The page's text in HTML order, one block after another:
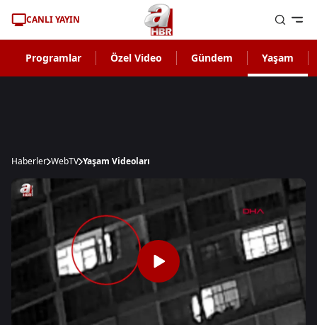
CANLI YAYIN
Programlar Özel Video Gündem Yaşam
Haberler WebTV Yaşam Videoları